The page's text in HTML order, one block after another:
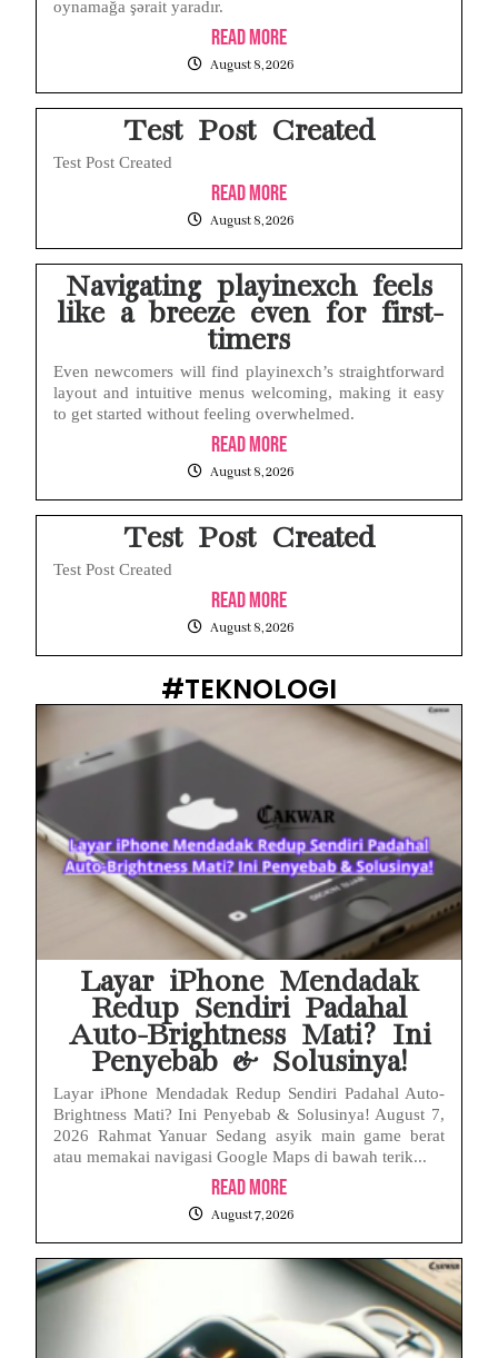
oynamağa şərait yaradır.
Read More
August 8, 2026
Test Post Created
Test Post Created
Read More
August 8, 2026
Navigating playinexch feels
like a breeze even for first-
timers
Even newcomers will find playinexch’s straightforward
layout and intuitive menus welcoming, making it easy
to get started without feeling overwhelmed.
Read More
August 8, 2026
Test Post Created
Test Post Created
Read More
August 8, 2026
#TEKNOLOGI
Layar iPhone Mendadak
Redup Sendiri Padahal
Auto-Brightness Mati? Ini
Penyebab & Solusinya!
Layar iPhone Mendadak Redup Sendiri Padahal Auto-
Brightness Mati? Ini Penyebab & Solusinya! August 7,
2026 Rahmat Yanuar Sedang asyik main game berat
atau memakai navigasi Google Maps di bawah terik...
Read More
August 7, 2026